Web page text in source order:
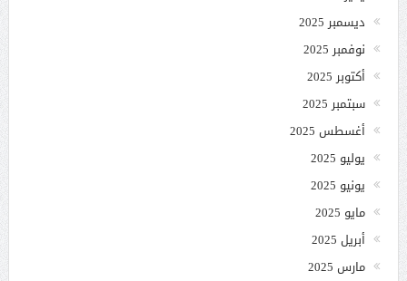
ديسمبر 2025
نوفمبر 2025
أكتوبر 2025
سبتمبر 2025
أغسطس 2025
يوليو 2025
يونيو 2025
مايو 2025
أبريل 2025
مارس 2025